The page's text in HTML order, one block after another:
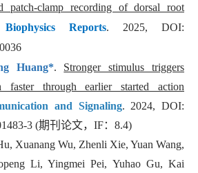
patch-clamp recording of dorsal root
Biophysics Reports. 2025, DOI:
Huang*. Stronger stimulus triggers
faster through earlier started action
and Signaling. 2024, DOI:
3 (期刊论文， IF： 8.4)
Xuanang Wu, Zhenli Xie, Yuan Wang,
Li, Yingmei Pei, Yuhao Gu, Kai